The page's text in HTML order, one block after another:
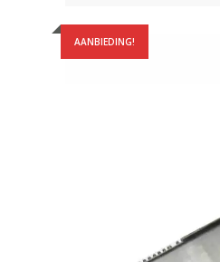
AANBIEDING!